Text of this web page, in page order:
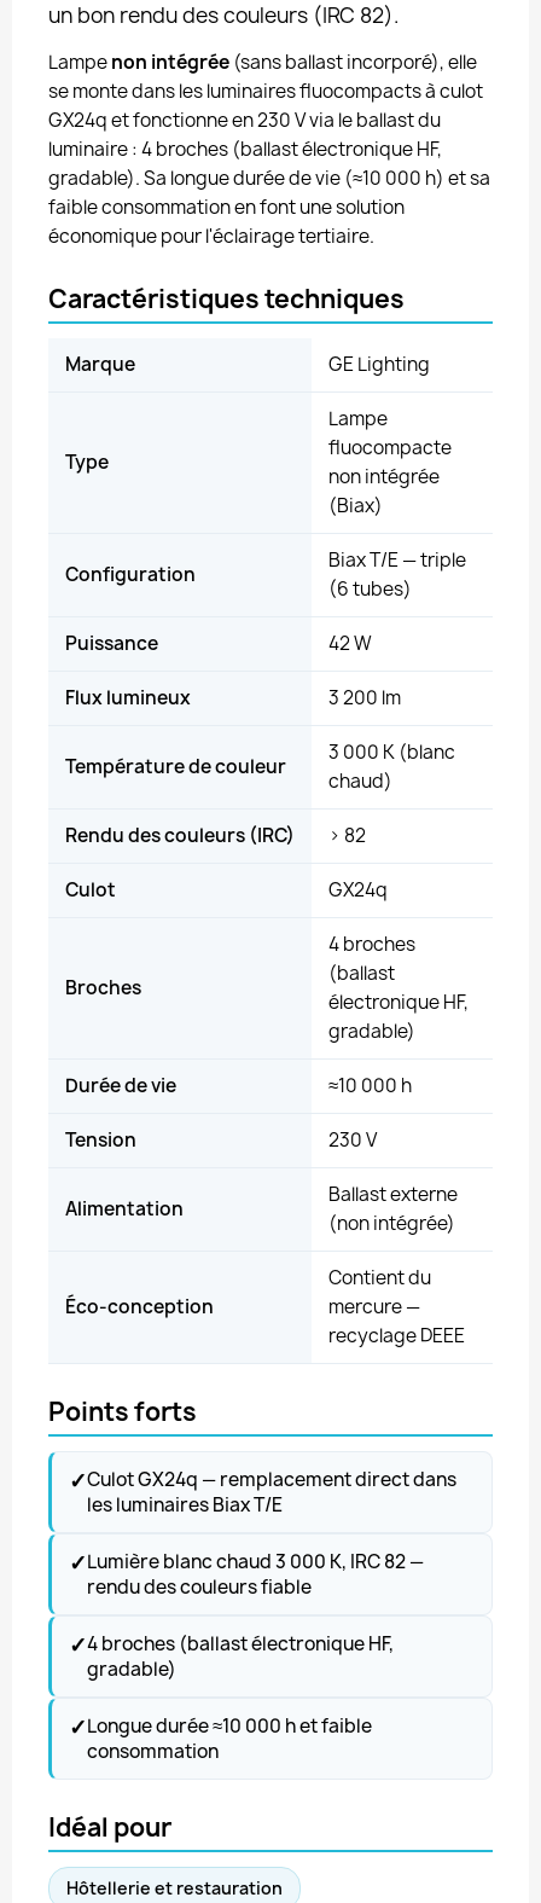
un bon rendu des couleurs (IRC 82).
Lampenon intégrée (sans ballast incorporé), elle
se monte dans les luminaires fluocompacts à culot
GX24q et fonctionne en 230 V via le ballast du
luminaire : 4 broches (ballast électronique HF,
gradable). Sa longue durée de vie (≈10 000 h) et sa
faible consommation en font une solution
économique pour l'éclairage tertiaire.
Caractéristiques techniques
Marque GE Lighting
Type
Lampe
fluocompacte
non intégrée
(Biax)
Configuration
Biax T/E — triple
(6 tubes)
Puissance 42 W
Flux lumineux 3 200 lm
Température de couleur
3 000 K (blanc
chaud)
Rendu des couleurs (IRC) > 82
Culot GX24q
Broches
4 broches
(ballast
électronique HF,
gradable)
Durée de vie ≈10 000 h
Tension 230 V
Alimentation
Ballast externe
(non intégrée)
Éco-conception
Contient du
mercure —
recyclage DEEE
Points forts
✓Culot GX24q — remplacement direct dans
les luminaires Biax T/E
✓Lumière blanc chaud 3 000 K, IRC 82 —
rendu des couleurs fiable
✓4 broches (ballast électronique HF,
gradable)
✓Longue durée ≈10 000 h et faible
consommation
Idéal pour
Hôtellerie et restauration